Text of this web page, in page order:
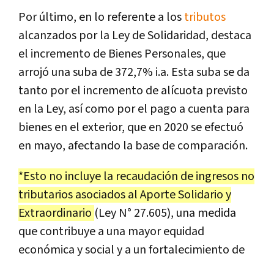
Por último, en lo referente a lostributos
alcanzados por la Ley de Solidaridad, destaca
el incremento de Bienes Personales, que
arrojó una suba de 372,7% i.a. Esta suba se da
tanto por el incremento de alícuota previsto
en la Ley, así como por el pago a cuenta para
bienes en el exterior, que en 2020 se efectuó
en mayo, afectando la base de comparación.
*Esto no incluye la recaudación de ingresos no
tributarios asociados al Aporte Solidario y
Extraordinario (Ley N° 27.605), una medida
que contribuye a una mayor equidad
económica y social y a un fortalecimiento de